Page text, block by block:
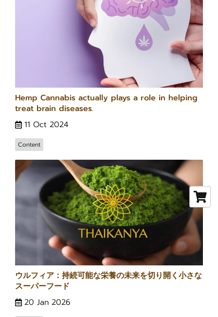
Hemp Cannabis actually plays a role in helping
treat brain diseases.
11 Oct 2024
Content
ウルフィア：持続可能な栄養の未来を切り開く小さな
スーパーフード
20 Jan 2026